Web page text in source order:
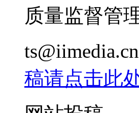
质量监督管理
ts@iimedia.cn
稿请点击此